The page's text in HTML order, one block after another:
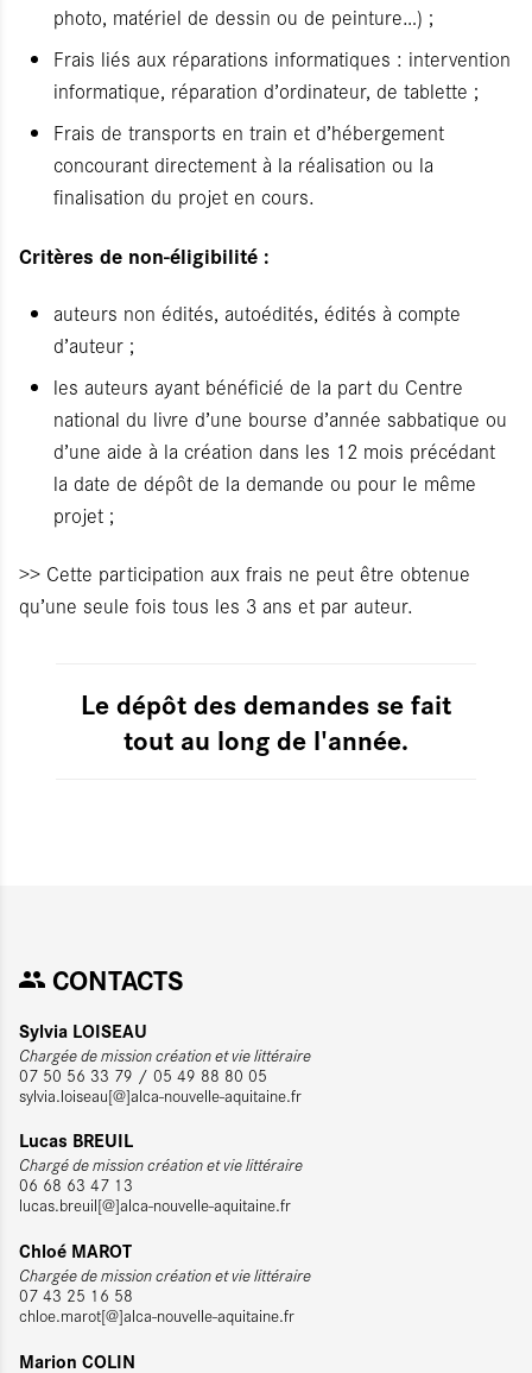
photo, matériel de dessin ou de peinture…) ;
Frais liés aux réparations informatiques : intervention
informatique, réparation d’ordinateur, de tablette ;
Frais de transports en train et d’hébergement
concourant directement à la réalisation ou la
finalisation du projet en cours.
Critères de non-éligibilité :
auteurs non édités, autoédités, édités à compte
d’auteur ;
les auteurs ayant bénéficié de la part du Centre
national du livre d’une bourse d’année sabbatique ou
d’une aide à la création dans les 12 mois précédant
la date de dépôt de la demande ou pour le même
projet ;
>> Cette participation aux frais ne peut être obtenue
qu’une seule fois tous les 3 ans et par auteur.
Le dépôt des demandes se fait
tout au long de l'année.
CONTACTS
Sylvia LOISEAU
Chargée de mission création et vie littéraire
07 50 56 33 79 / 05 49 88 80 05
sylvia.loiseau[@]alca-nouvelle-aquitaine.fr
Lucas BREUIL
Chargé de mission création et vie littéraire
06 68 63 47 13
lucas.breuil[@]alca-nouvelle-aquitaine.fr
Chloé MAROT
Chargée de mission création et vie littéraire
07 43 25 16 58
chloe.marot[@]alca-nouvelle-aquitaine.fr
Marion COLIN